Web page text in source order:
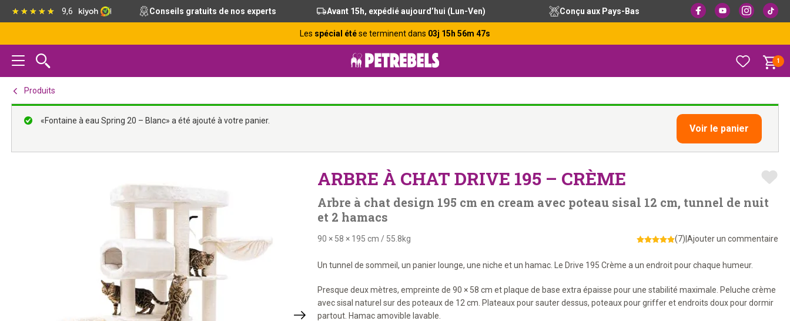
Passer
navigation
principale
Passer
principal
Passer
de
page
9,6 Conseils gratuits de nos experts Avant 15h, expédié aujourd’hui (Lun-Ven) Conçu aux Pays-Bas
Les spécial étése terminent dans 03j 15h 56m 46s
1
Produits
«Fontaine à eau Spring 20 – Blanc» a été ajouté à votre panier.
Voir le panier
ARBRE À CHAT DRIVE 195 – CRÈME
Arbre à chat design 195 cm en cream avec poteau sisal 12 cm, tunnel de nuit
et 2 hamacs
90 × 58 × 195 cm / 55.8kg (7) Ajouter un commentaire
Un tunnel de sommeil, un panier lounge, une niche et un hamac. Le Drive 195 Crème a un endroit pour chaque humeur.
Presque deux mètres, empreinte de 90 × 58 cm et plaque de base extra épaisse pour une stabilité maximale. Peluche crème
avec sisal naturel sur des poteaux de 12 cm. Plateaux pour sauter dessus, poteaux pour griffer et endroits doux pour dormir
partout. Hamac amovible lavable.